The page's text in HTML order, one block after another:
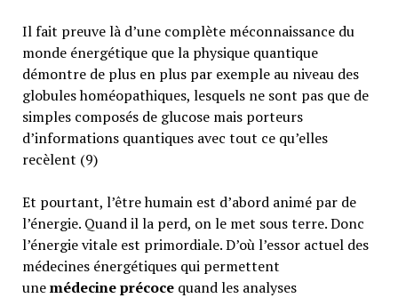
Il fait preuve là d’une complète méconnaissance du
monde énergétique que la physique quantique
démontre de plus en plus par exemple au niveau des
globules homéopathiques, lesquels ne sont pas que de
simples composés de glucose mais porteurs
d’informations quantiques avec tout ce qu’elles
recèlent (9)
Et pourtant, l’être humain est d’abord animé par de
l’énergie. Quand il la perd, on le met sous terre. Donc
l’énergie vitale est primordiale. D’où l’essor actuel des
médecines énergétiques qui permettent
unemédecine précoce quand les analyses